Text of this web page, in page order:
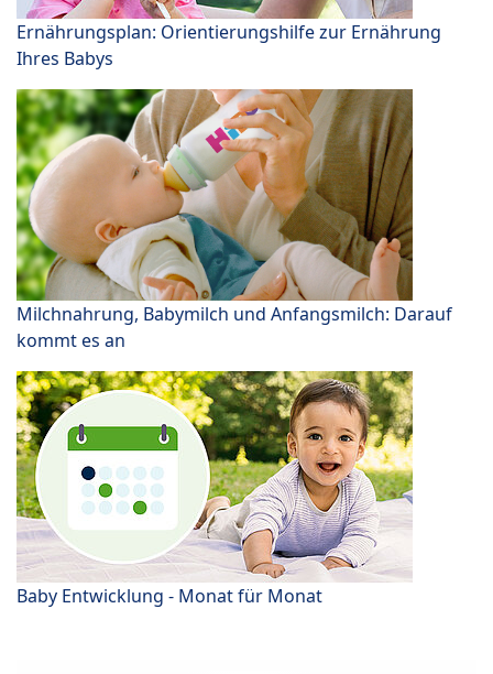
Ernährungsplan: Orientierungshilfe zur Ernährung
Ihres Babys
Milchnahrung, Babymilch und Anfangsmilch: Darauf
kommt es an
Baby Entwicklung - Monat für Monat